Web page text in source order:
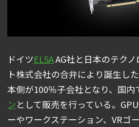
ドイツELSAAG社と日本のテク
ト株式会社の合弁により誕生し
本側が100％子会社となり、国内
ンとして販売を行っている。
ーやワークステーション、VRゴ